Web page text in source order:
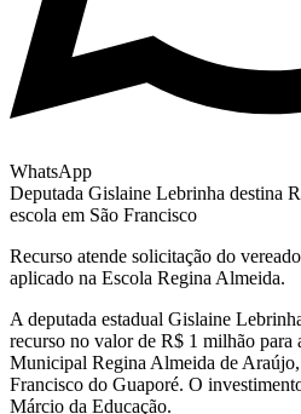
WhatsApp
Deputada Gislaine Lebrinha destina
escola em São Francisco
Recurso atende solicitação do
aplicado na Escola Regina Almeida.
A deputada estadual Gislaine
recurso no valor de R$ 1 milhão para
Municipal Regina Almeida de
Francisco do Guaporé. O
Márcio da Educação.